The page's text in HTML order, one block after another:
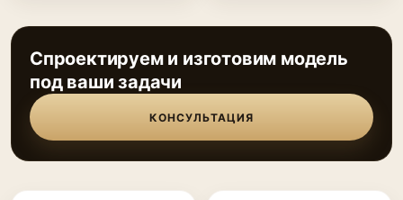
Спроектируем и изготовим модель
под ваши задачи
КОНСУЛЬТАЦИЯ